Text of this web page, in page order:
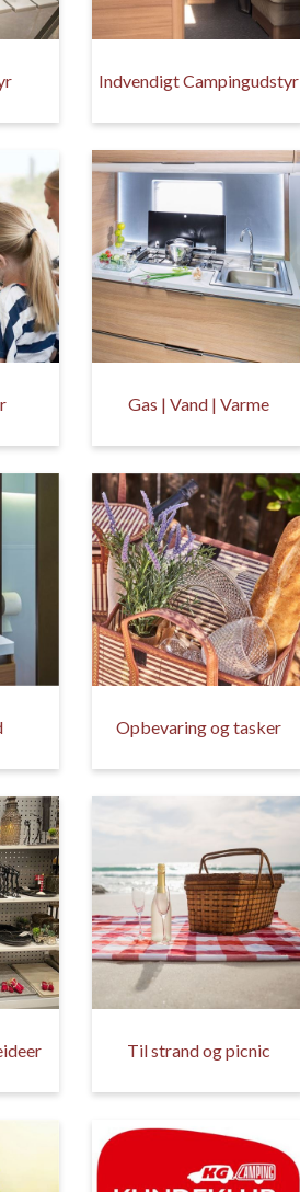
Indvendigt Campingudstyr
Gas | Vand | Varme
Opbevaring og tasker
Til strand og picnic